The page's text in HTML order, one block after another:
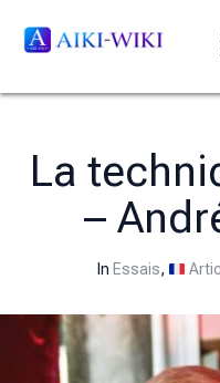
La
–
In Essais,